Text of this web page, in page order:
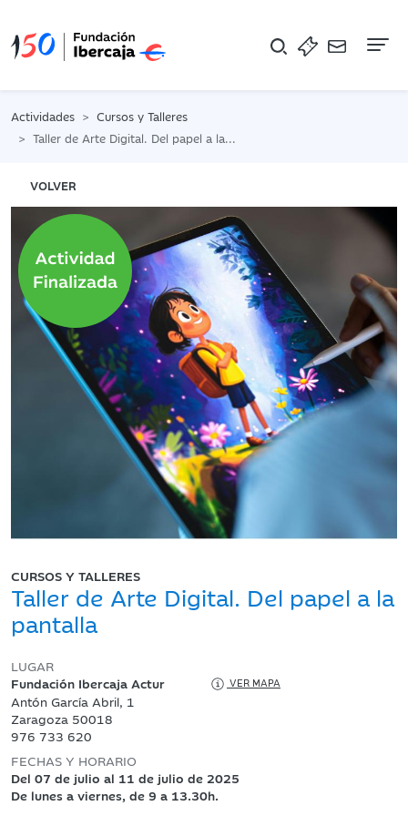
Actividades
Cursos y Talleres
Taller de Arte Digital. Del papel a la pantalla
VOLVER
CURSOS Y TALLERES
Taller de Arte Digital. Del papel a la
pantalla
LUGAR
Fundación Ibercaja Actur
VER MAPA
Antón García Abril, 1
Zaragoza 50018
976 733 620
FECHAS Y HORARIO
Del 07 de julio al 11 de julio de 2025
De lunes a viernes, de 9 a 13.30h.